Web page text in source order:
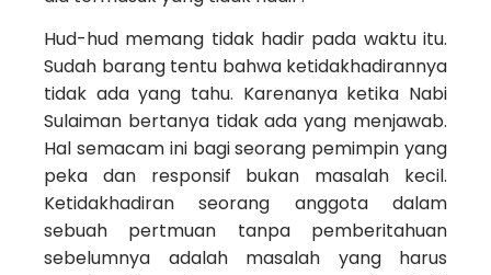
Hud-hud memang tidak hadir pada waktu itu.
Sudah barang tentu bahwa ketidakhadirannya
tidak ada yang tahu. Karenanya ketika Nabi
Sulaiman bertanya tidak ada yang menjawab.
Hal semacam ini bagi seorang pemimpin yang
peka dan responsif bukan masalah kecil.
Ketidakhadiran seorang anggota dalam
sebuah pertmuan tanpa pemberitahuan
sebelumnya adalah masalah yang harus